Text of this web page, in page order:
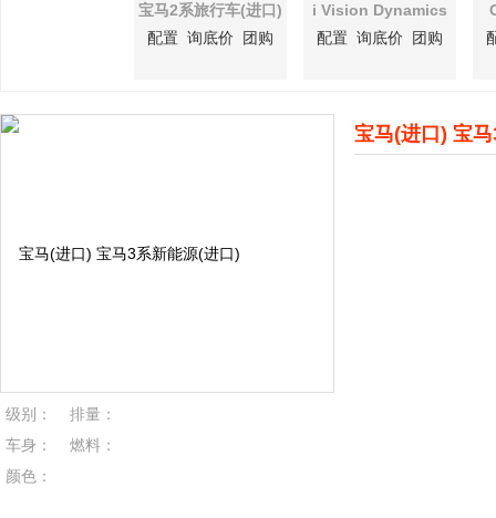
宝马2系旅行车(进口)
配置 询底价 团购
i Vision Dynamics
配置 询底价 团购
级别：
排量：
车身：
燃料：
颜色：
宝马(进口) 宝